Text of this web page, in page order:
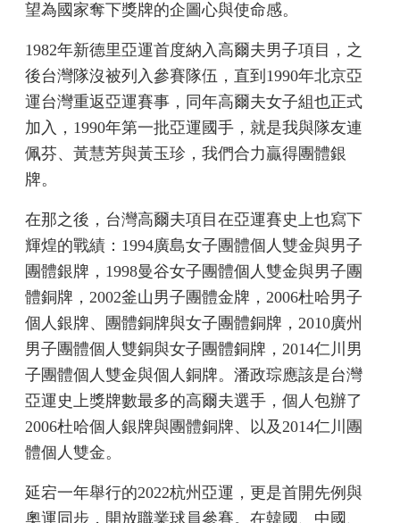
望為國家奪下獎牌的企圖心與使命感。
1982年新德里亞運首度納入高爾夫男子項目，之
後台灣隊沒被列入參賽隊伍，直到1990年北京亞
運台灣重返亞運賽事，同年高爾夫女子組也正式
加入，1990年第一批亞運國手，就是我與隊友連
佩芬、黃慧芳與黃玉珍，我們合力贏得團體銀
牌。
在那之後，台灣高爾夫項目在亞運賽史上也寫下
輝煌的戰績：1994廣島女子團體個人雙金與男子
團體銀牌，1998曼谷女子團體個人雙金與男子團
體銅牌，2002釜山男子團體金牌，2006杜哈男子
個人銀牌、團體銅牌與女子團體銅牌，2010廣州
男子團體個人雙銅與女子團體銅牌，2014仁川男
子團體個人雙金與個人銅牌。潘政琮應該是台灣
亞運史上獎牌數最多的高爾夫選手，個人包辦了
2006杜哈個人銀牌與團體銅牌、以及2014仁川團
體個人雙金。
延宕一年舉行的2022杭州亞運，更是首開先例與
奧運同步，開放職業球員參賽。在韓國、中國、